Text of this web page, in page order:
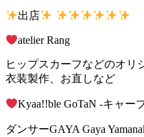
出店
atelier Rang
ヒップスカーフなどのオリ
衣装製作、お直しなど
Kyaa!!ble GoTaN -キャー
ダンサーGAYA Gaya